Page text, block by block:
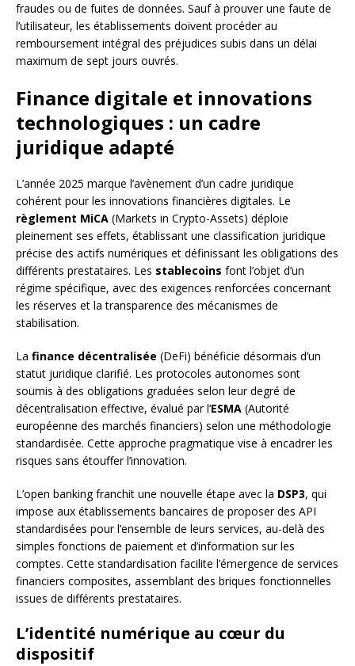
fraudes ou de fuites de données. Sauf à prouver une faute de
l’utilisateur, les établissements doivent procéder au
remboursement intégral des préjudices subis dans un délai
maximum de sept jours ouvrés.
Finance digitale et innovations
technologiques : un cadre
juridique adapté
L’année 2025 marque l’avènement d’un cadre juridique
cohérent pour les innovations financières digitales. Le
règlement MiCA (Markets in Crypto-Assets) déploie
pleinement ses effets, établissant une classification juridique
précise des actifs numériques et définissant les obligations des
différents prestataires. Les stablecoins font l’objet d’un
régime spécifique, avec des exigences renforcées concernant
les réserves et la transparence des mécanismes de
stabilisation.
La finance décentralisée (DeFi) bénéficie désormais d’un
statut juridique clarifié. Les protocoles autonomes sont
soumis à des obligations graduées selon leur degré de
décentralisation effective, évalué par l’ESMA (Autorité
européenne des marchés financiers) selon une méthodologie
standardisée. Cette approche pragmatique vise à encadrer les
risques sans étouffer l’innovation.
L’open banking franchit une nouvelle étape avec la DSP3, qui
impose aux établissements bancaires de proposer des API
standardisées pour l’ensemble de leurs services, au-delà des
simples fonctions de paiement et d’information sur les
comptes. Cette standardisation facilite l’émergence de services
financiers composites, assemblant des briques fonctionnelles
issues de différents prestataires.
L’identité numérique au cœur du
dispositif